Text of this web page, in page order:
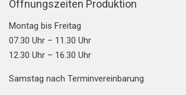
Öffnungszeiten Produktion
Montag bis Freitag
07.30 Uhr – 11.30 Uhr
12.30 Uhr – 16.30 Uhr
Samstag nach Terminvereinbarung